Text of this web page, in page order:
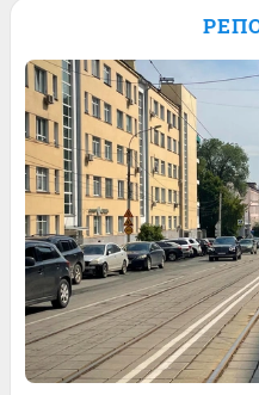
Паралимпиаде:
15 Обсудить
124 1